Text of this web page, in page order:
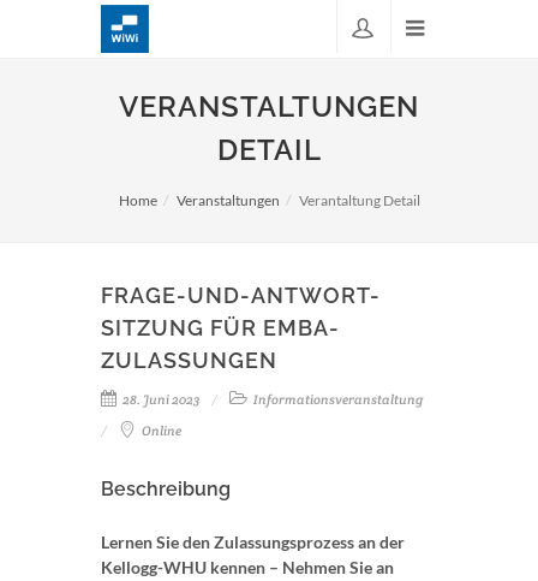
VERANSTALTUNGEN
DETAIL
Home Veranstaltungen Verantaltung Detail
FRAGE-UND-ANTWORT-
SITZUNG FÜR EMBA-
ZULASSUNGEN
28. Juni 2023
Informationsveranstaltung
Online
Beschreibung
Lernen Sie den Zulassungsprozess an der
Kellogg-WHU kennen – Nehmen Sie an